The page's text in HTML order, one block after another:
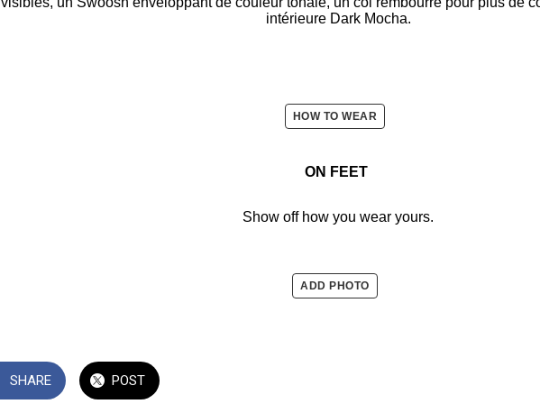
intérieure Dark Mocha.
HOW TO WEAR
ON FEET
Show off how you wear yours.
ADD PHOTO
SHARE POST